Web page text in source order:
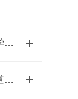
脉象模型是理想的脉象教学工具!
仿人体气管的好帮手，气道管理模型